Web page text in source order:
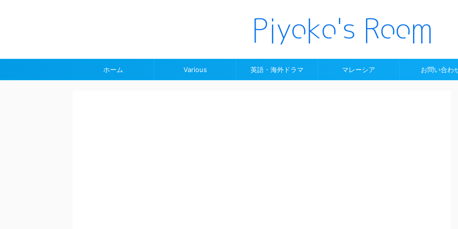
ホーム Various 英語・海外ドラマ マレーシア お問い合わ